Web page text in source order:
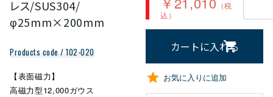
レス/SUS304/
φ25mm×200mm
Products code / 102-020
【表面磁力】
高磁力型12,000ガウス
（税
込）
カートに入れる
お気に入りに追加